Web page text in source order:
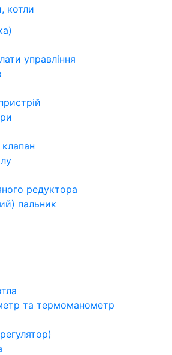
котли
управління
редуктора
пальник
та термоманометр